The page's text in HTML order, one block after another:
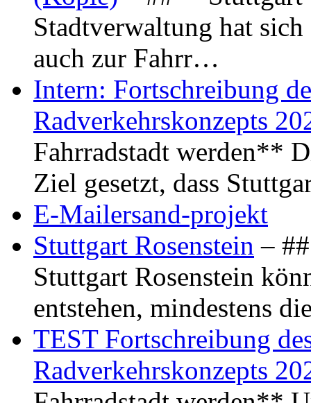
Stadtverwaltung hat
auch zur Fahrr…
Intern: Fortschreibung
Radverkehrskonzepts
Fahrradstadt werden**
Ziel gesetzt, dass
E-Mailersand-projekt
Stuttgart Rosenstein –
Stuttgart Rosenstein
entstehen, mindestens
TEST Fortschreibung
Radverkehrskonzepts